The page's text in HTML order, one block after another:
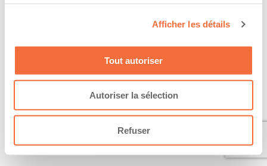
Afficher les détails
Tout autoriser
Autoriser la sélection
Refuser